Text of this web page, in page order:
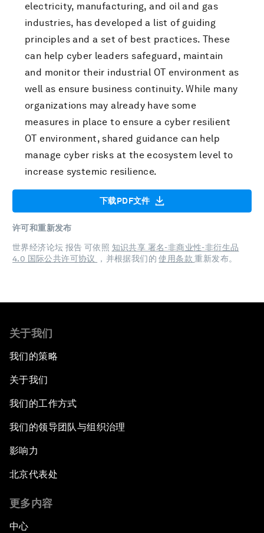
electricity, manufacturing, and oil and gas
industries, has developed a list of guiding
principles and a set of best practices. These
can help cyber leaders safeguard, maintain
and monitor their industrial OT environment as
well as ensure business continuity. While many
organizations may already have some
measures in place to ensure a cyber resilient
OT environment, shared guidance can help
manage cyber risks at the ecosystem level to
increase systemic resilience.
下载PDF文件
许可和重新发布
世界经济论坛 报告 可依照 知识共享 署名-非商业性-非衍生品
4.0 国际公共许可协议
，并根据我们的使用条款重新发布。
关于我们
我们的策略
关于我们
我们的工作方式
我们的领导团队与组织治理
影响力
北京代表处
更多内容
中心